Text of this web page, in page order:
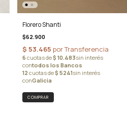
Florero Shanti
$62.900